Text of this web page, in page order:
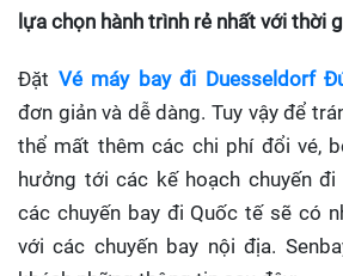
lựa chọn hành trình rẻ nhất với thời
Đặt Vé máy bay đi Duesseldorf
đơn giản và dễ dàng. Tuy vậy để
thể mất thêm các chi phí đổi vé,
hưởng tới các kế hoạch chuyến
các chuyến bay đi Quốc tế sẽ có
với các chuyến bay nội địa.